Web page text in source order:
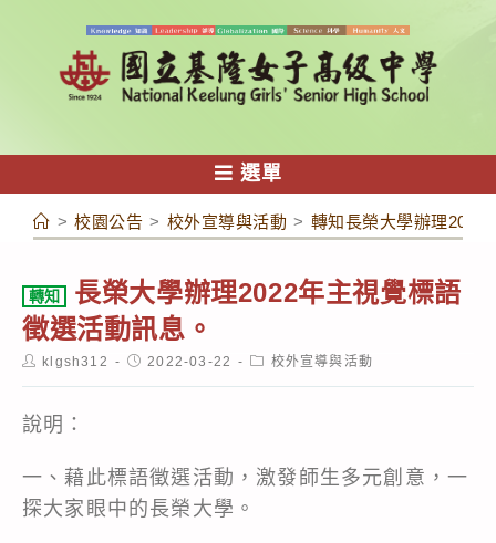
容
選單
> 校園公告 > 校外宣導與活動 > 轉知長榮大學辦理2022
轉知
長榮大學辦理2022年主視覺標語
徵選活動訊息。
Postklgsh312
Post2022-03-22
Post校外宣導與活動
說明：
一、藉此標語徵選活動，激發師生多元創意，一
探大家眼中的長榮大學。